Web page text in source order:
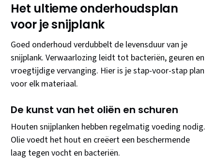
Het ultieme onderhoudsplan
voor je snijplank
Goed onderhoud verdubbelt de levensduur van je
snijplank. Verwaarlozing leidt tot bacteriën, geuren en
vroegtijdige vervanging. Hier is je stap-voor-stap plan
voor elk materiaal.
De kunst van het oliën en schuren
Houten snijplanken hebben regelmatig voeding nodig.
Olie voedt het hout en creëert een beschermende
laag tegen vocht en bacteriën.